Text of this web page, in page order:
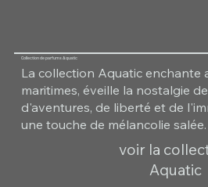
Collection de parfums Aquatic
La collection Aquatic enchante
maritimes, éveille la nostalgie
d'aventures, de liberté et de
une touche de mélancolie salée.
voir la
Aquatic